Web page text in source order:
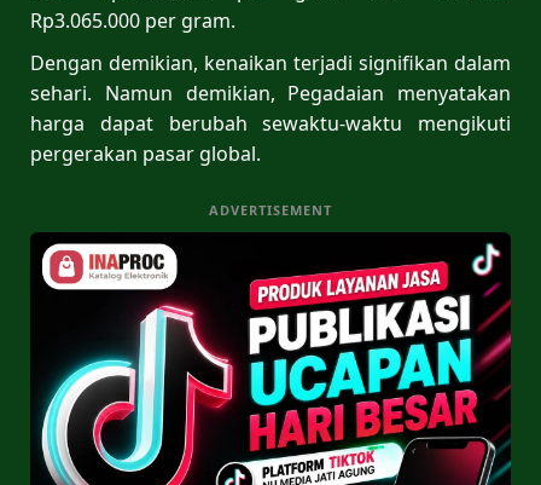
Rp3.065.000 per gram.
Dengan demikian, kenaikan terjadi signifikan dalam
sehari. Namun demikian, Pegadaian menyatakan
harga dapat berubah sewaktu-waktu mengikuti
pergerakan pasar global.
ADVERTISEMENT